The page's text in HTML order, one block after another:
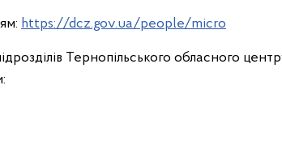
https://dcz.gov.ua/people/micro
Тернопільського обласного